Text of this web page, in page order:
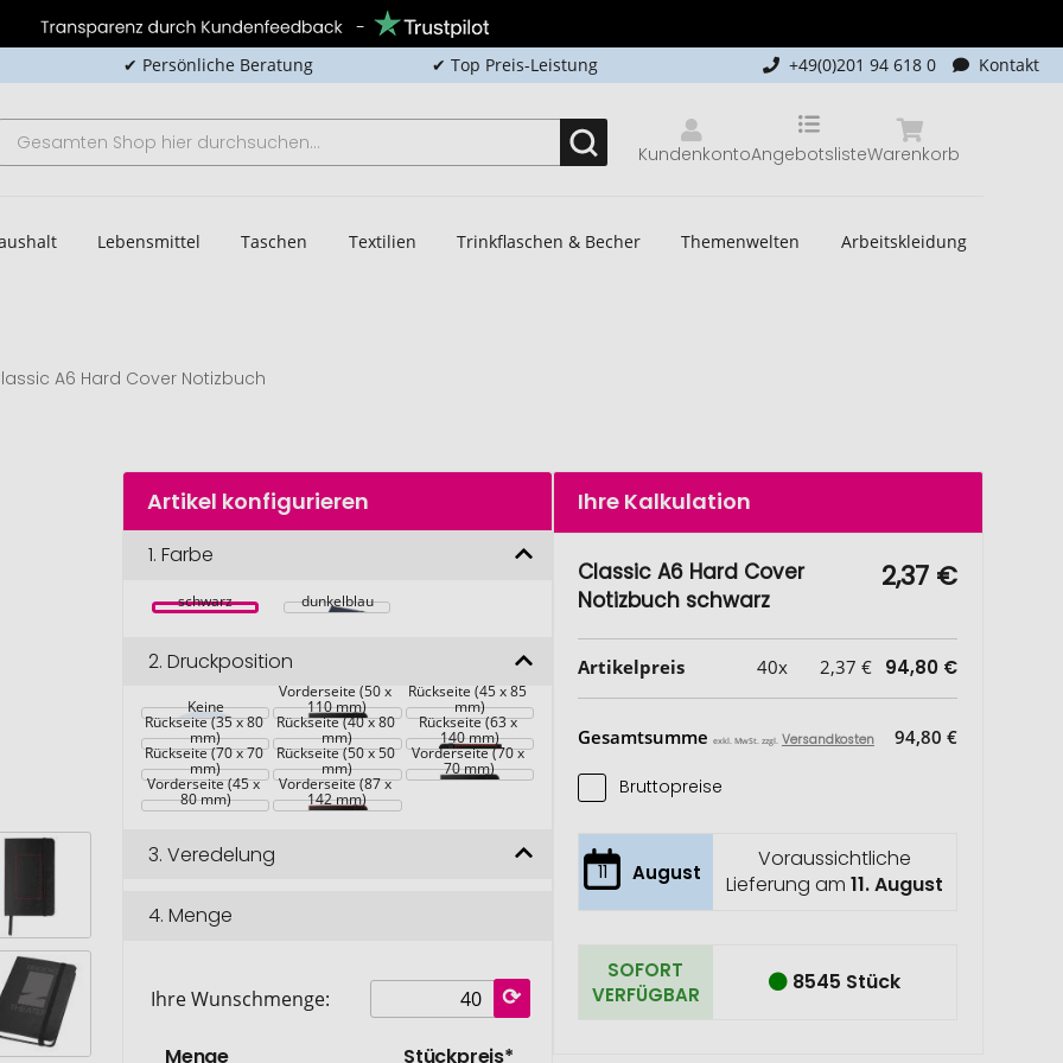
✔ Persönliche Beratung ✔ Top Preis-Leistung +49(0)201 94 618 0 Kontakt
Kundenkonto Warenkorb
Angebotsliste
Lebensmittel Taschen Textilien Trinkflaschen & Becher Themenwelten Arbeitskleidung
A6 Hard Cover Notizbuch
Artikel konfigurieren
1.Farbe
schwarz dunkelblau
2.Druckposition
Keine
Vorderseite (50 x
110 mm)
Rückseite (45 x 85
mm)
Rückseite (35 x 80
mm)
Rückseite (40 x 80
mm)
Rückseite (63 x
140 mm)
Rückseite (70 x 70
mm)
Rückseite (50 x 50
mm)
Vorderseite (70 x
70 mm)
Vorderseite (45 x
80 mm)
Vorderseite (87 x
142 mm)
3.Veredelung
4.Menge
Ihre Wunschmenge:
Menge
Stückpreis*
Ihre Kalkulation
Classic A6 Hard Cover
Notizbuch schwarz
2,37 €
Artikelpreis 40x 2,37 € 94,80 €
Gesamtsumme exkl. MwSt. zzgl. Versandkosten 94,80 €
Bruttopreise
11 August
Voraussichtliche
Lieferung am 11. August
SOFORT
VERFÜGBAR
8545 Stück